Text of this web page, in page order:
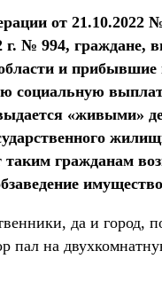
от 21.10.2022
г. № 994, граждане,
и прибывшие
социальную
«живыми»
таким гражданам
да и город,
пал на